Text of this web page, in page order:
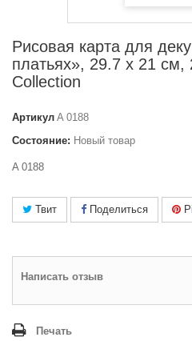
Рисовая карта для
платьях», 29.7 x 21 см,
Collection
Артикул A 0188
Состояние: Новый товар
A 0188
Твит Поделиться
Написать отзыв
Печать